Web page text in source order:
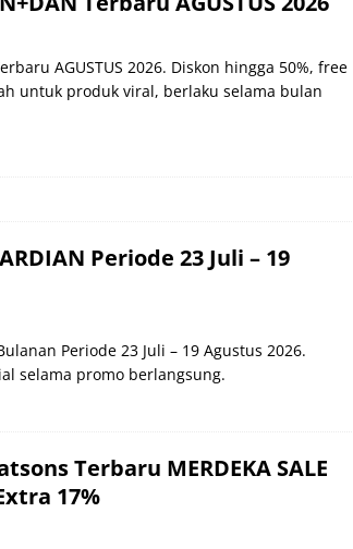
AGUSTUS 2026. Diskon hingga 50%, free
untuk produk viral, berlaku selama bulan
Periode 23 Juli – 19
Periode 23 Juli – 19 Agustus 2026.
selama promo berlangsung.
Terbaru MERDEKA SALE
17%